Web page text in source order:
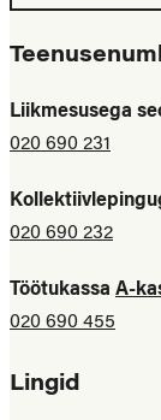
Liikmesusega
020 690 231
020 690 232
Töötukassa A-
020 690 455
Lingid